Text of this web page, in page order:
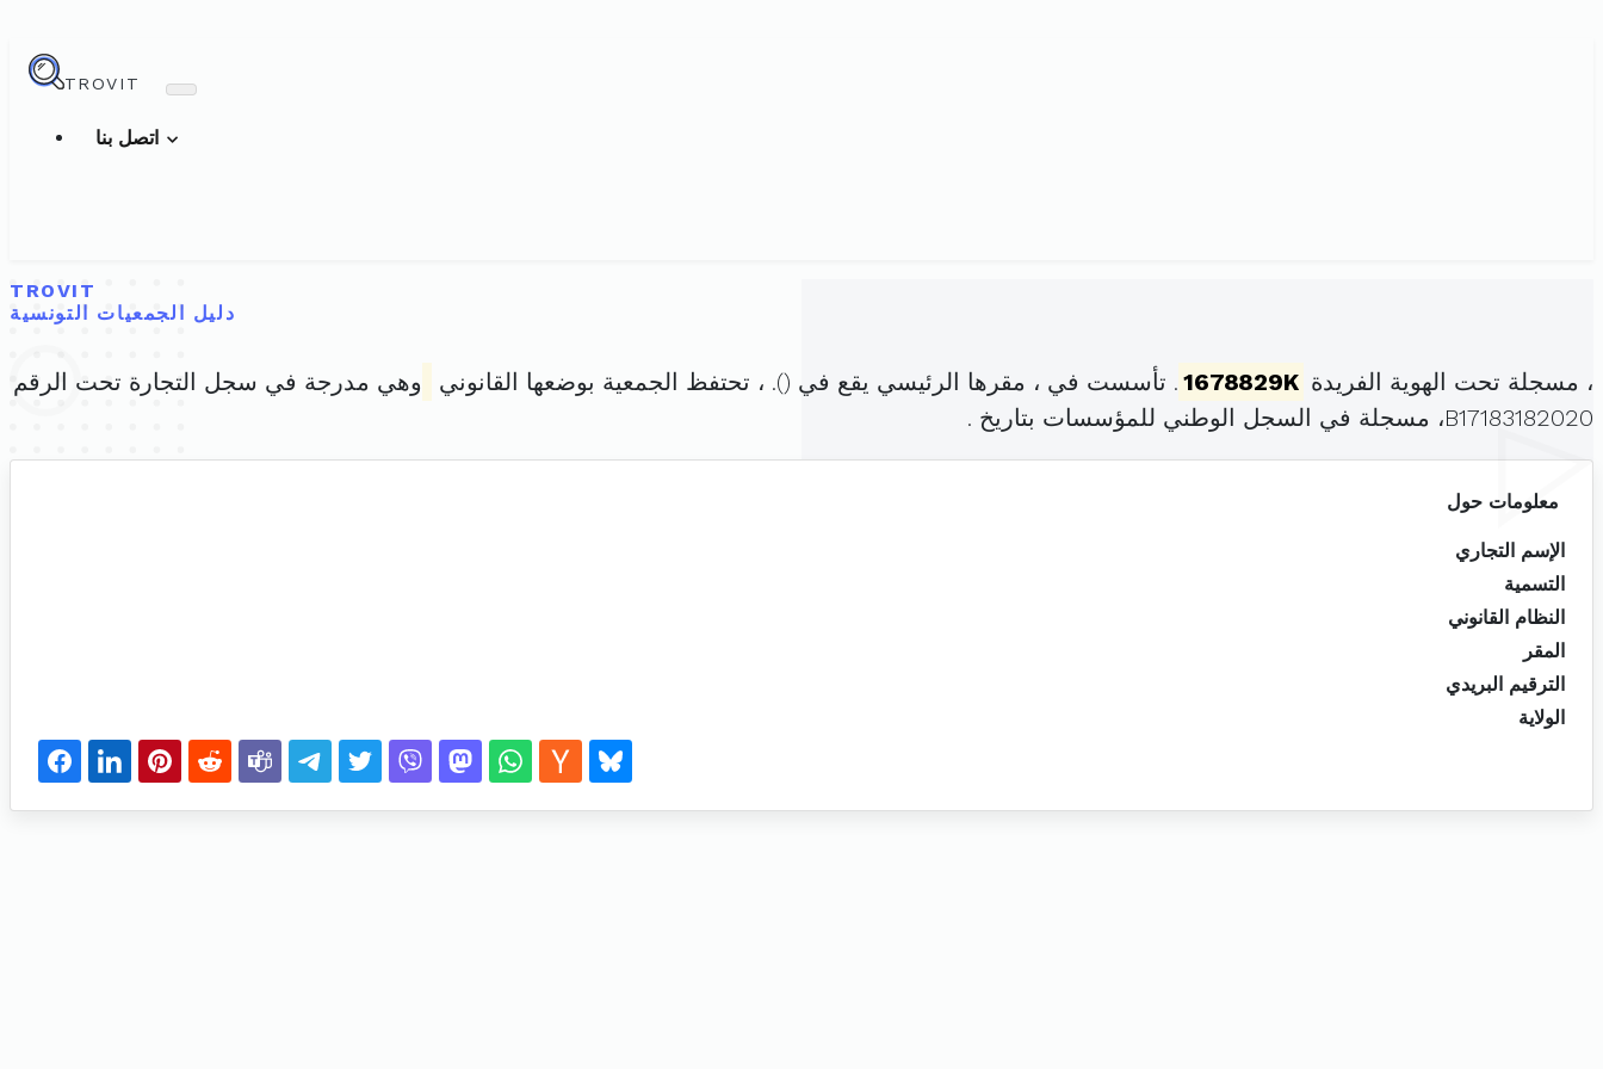
TROVIT
TROVIT
دليل الجمعيات التونسية
، مسجلة تحت الهوية الفريدة 1678829K . تأسست في ، مقرها الرئيسي يقع في (). ، تحتفظ الجمعية بوضعها القانوني
وهي مدرجة في سجل التجارة تحت الرقم
B17183182020، مسجلة في السجل الوطني للمؤسسات بتاريخ .
معلومات حول
الإسم التجاري
التسمية
النظام القانوني
المقر
الترقيم البريدي
الولاية